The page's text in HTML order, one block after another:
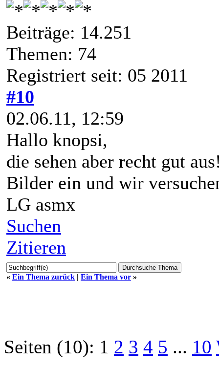
Beiträge: 14.251
Themen: 74
Registriert seit: 05 2011
#10
02.06.11, 12:59
Hallo knopsi,
die sehen aber recht gut
Bilder ein und wir
LG asmx
Suchen
Zitieren
« Ein Thema zurück | Ein Thema vor »
Seiten (10): 1 2 3 4 5 ... 10